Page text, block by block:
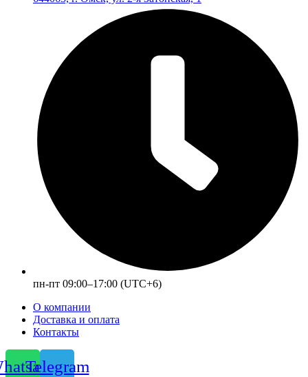
пн-пт 09:00–17:00 (UTC+6)
О компании
Доставка и оплата
Контакты
Telegram